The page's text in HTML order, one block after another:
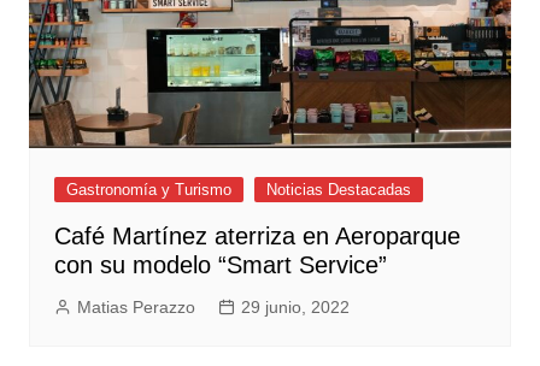
Gastronomía y Turismo Noticias Destacadas
Café Martínez aterriza en Aeroparque
con su modelo “Smart Service”
Matias Perazzo 29 junio, 2022